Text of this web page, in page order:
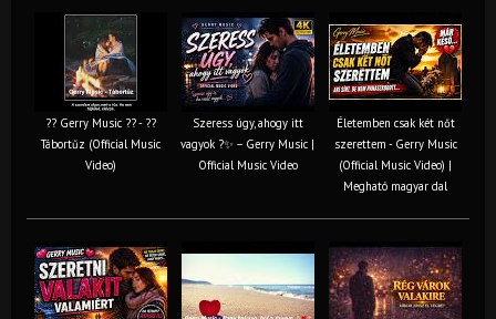
?? Gerry Music ?? - ??
Tábortűz (Official Music
Video)
Szeress úgy, ahogy itt
vagyok ?✨ – Gerry Music |
Official Music Video
Életemben csak két nőt
szerettem - Gerry Music
(Official Music Video) |
Megható magyar dal